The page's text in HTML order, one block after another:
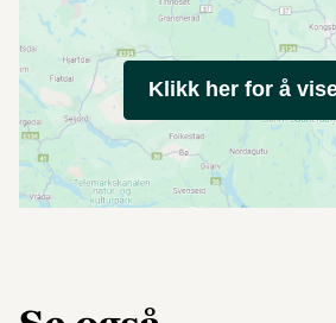
Klikk her for å